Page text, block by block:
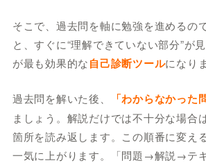
そこで、過去問を軸に勉強を進めるの
と、すぐに“理解できていない部分”が
が最も効果的な自己診断ツールになり
過去問を解いた後、 「わからなかった
ましょう。解説だけでは不十分な場合
箇所を読み返します。この順番に変え
一気に上がります。「問題→解説→テ